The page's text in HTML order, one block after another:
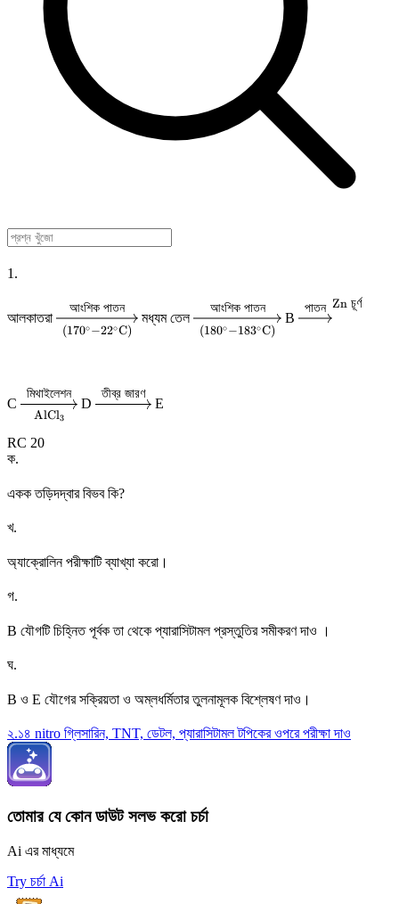
1.
আলকাতরা
\xrightarrow[(170^{\circ}-
{\text{আংশিক পাতন}}
আংশিক পাতন
(170∘−22∘C)
মধ্যম তেল
{\text{আংশিক পাতন}}
আংশিক পাতন
(180∘−183∘C)
B
পাতন Zn চূর্ণ
C \xrightarrow[\text{AlCl}_3]
{\text{মিথাইলেশন}}
মিথাইলেশন
AlCl3
D \xrightarrow{\text{তীব্র
তীব্র জারণ
E
RC 20
ক.
একক তড়িদদ্বার বিভব কি?
খ.
অ্যাক্রোলিন পরীক্ষাটি ব্যাখ্যা করো।
গ.
B যৌগটি চিহ্নিত পূর্বক তা থেকে প্যারাসিটামল প্রস্তুতির সমীকরণ দাও ।
ঘ.
B ও E যৌগের সক্রিয়তা ও অম্লধর্মিতার তুলনামূলক বিশ্লেষণ দাও।
২.১৪ nitro গ্লিসারিন, TNT, ডেটল, প্যারাসিটামল টপিকের ওপরে পরীক্ষা দাও
তোমার যে কোন ডাউট সলভ করো চর্চা
Ai এর মাধ্যমে
Try চর্চা Ai